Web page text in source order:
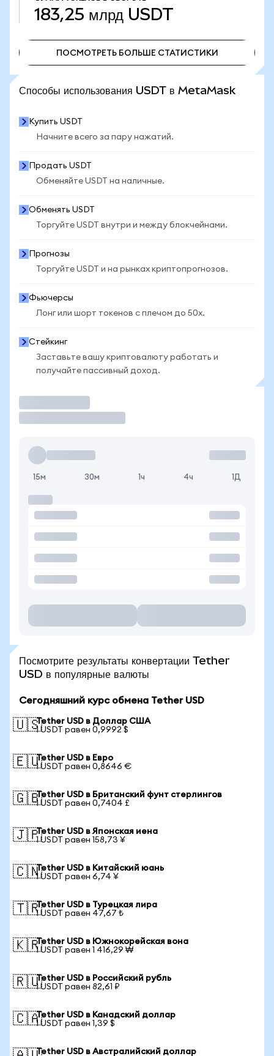
183,25 млрд USDT
ПОСМОТРЕТЬ БОЛЬШЕ СТАТИСТИКИ
Способы использования USDT в MetaMask
Купить USDT
Начните всего за пару нажатий.
Продать USDT
Обменяйте USDT на наличные.
Обменять USDT
Торгуйте USDT внутри и между блокчейнами.
Прогнозы
Торгуйте USDT и на рынках криптопрогнозов.
Фьючерсы
Лонг или шорт токенов с плечом до 50x.
Стейкинг
Заставьте вашу криптовалюту работать и
получайте пассивный доход.
15м 30м 1ч 4ч 1Д
Посмотрите результаты конвертации Tether
USD в популярные валюты
Сегодняшний курс обмена Tether USD
🇺🇸Tether USD в Доллар США
1 USDT равен 0,9992 $
🇪🇺Tether USD в Евро
1 USDT равен 0,8646 €
🇬🇧Tether USD в Британский фунт стерлингов
1 USDT равен 0,7404 £
🇯🇵Tether USD в Японская иена
1 USDT равен 158,73 ¥
🇨🇳Tether USD в Китайский юань
1 USDT равен 6,74 ¥
🇹🇷Tether USD в Турецкая лира
1 USDT равен 47,67 ₺
🇰🇷Tether USD в Южнокорейская вона
1 USDT равен 1 416,29 ₩
🇷🇺Tether USD в Российский рубль
1 USDT равен 82,61 ₽
🇨🇦Tether USD в Канадский доллар
1 USDT равен 1,39 $
Tether USD в Австралийский доллар